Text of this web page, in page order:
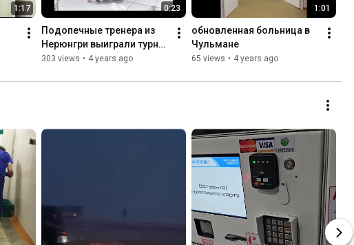
1:17 0:23
Подопечные тренера из
Нерюнгри выиграли турнир
в Москве
303 views • 4 years ago
1:01
обновленная больница в
Чульмане
65 views • 4 years ago